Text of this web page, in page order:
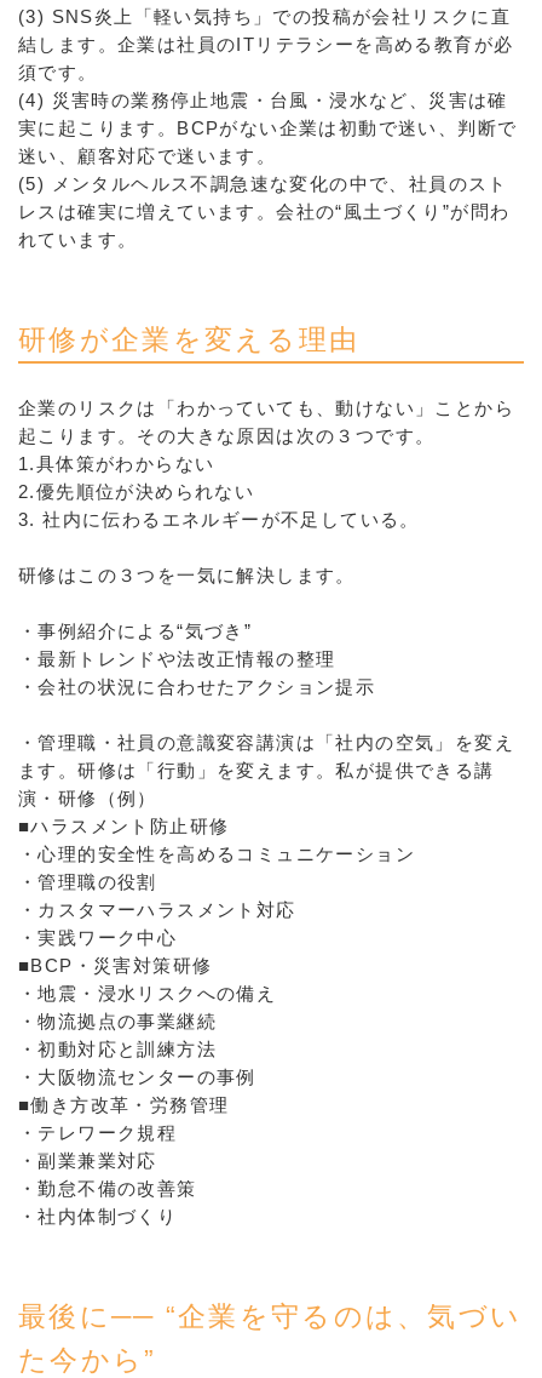
(3) SNS炎上「軽い気持ち」での投稿が会社リスクに直
結します。企業は社員のITリテラシーを高める教育が必
須です。
(4) 災害時の業務停止地震・台風・浸水など、災害は確
実に起こります。BCPがない企業は初動で迷い、判断で
迷い、顧客対応で迷います。
(5) メンタルヘルス不調急速な変化の中で、社員のスト
レスは確実に増えています。会社の“風土づくり”が問わ
れています。
研修が企業を変える理由
企業のリスクは「わかっていても、動けない」ことから
起こります。その大きな原因は次の３つです。
1.具体策がわからない
2.優先順位が決められない
3. 社内に伝わるエネルギーが不足している。
研修はこの３つを一気に解決します。
・事例紹介による“気づき”
・最新トレンドや法改正情報の整理
・会社の状況に合わせたアクション提示
・管理職・社員の意識変容講演は「社内の空気」を変え
ます。研修は「行動」を変えます。私が提供できる講
演・研修（例）
■ハラスメント防止研修
・心理的安全性を高めるコミュニケーション
・管理職の役割
・カスタマーハラスメント対応
・実践ワーク中心
■BCP・災害対策研修
・地震・浸水リスクへの備え
・物流拠点の事業継続
・初動対応と訓練方法
・大阪物流センターの事例
■働き方改革・労務管理
・テレワーク規程
・副業兼業対応
・勤怠不備の改善策
・社内体制づくり
最後に── “企業を守るのは、気づい
た今から”